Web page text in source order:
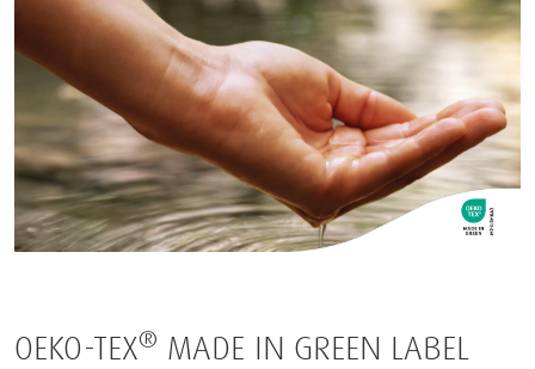
OEKO-TEX® MADE IN GREEN LABEL